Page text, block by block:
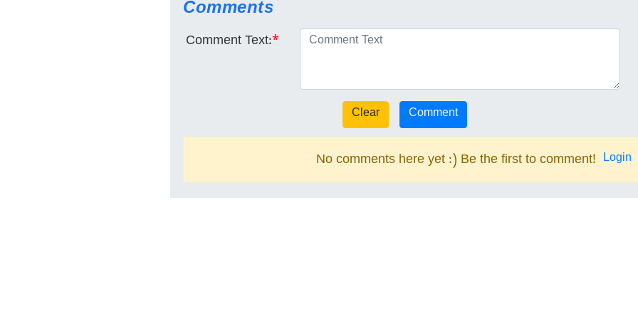
Comments
Comment Text:*
No comments here yet :) Be the first to comment! Login